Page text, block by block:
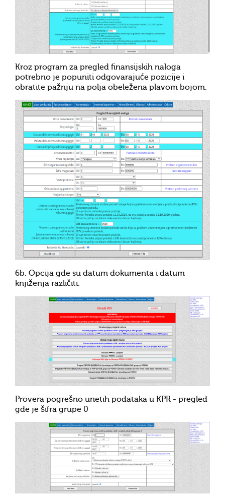
Kroz program za pregled finansijskih naloga
potrebno je popuniti odgovarajuće pozicije i
obratite pažnju na polja obeležena plavom bojom.
6b. Opcija gde su datum dokumenta i datum
knjiženja različiti.
Provera pogrešno unetih podataka u KPR - pregled
gde je šifra grupe 0